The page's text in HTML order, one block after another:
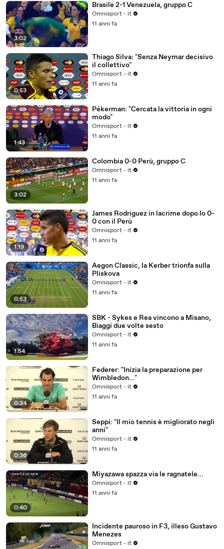
3:02
Brasile 2-1 Venezuela, gruppo C
Omnisport - it
11 anni fa
0:53
Thiago Silva: "Senza Neymar decisivo
il collettivo"
Omnisport - it
11 anni fa
1:43
Pékerman: "Cercata la vittoria in ogni
modo"
Omnisport - it
11 anni fa
3:02
Colombia 0-0 Perù, gruppo C
Omnisport - it
11 anni fa
1:19
James Rodriguez in lacrime dopo lo 0-
0 con il Perù
Omnisport - it
11 anni fa
0:53
Aegon Classic, la Kerber trionfa sulla
Pliskova
Omnisport - it
11 anni fa
1:54
SBK - Sykes e Rea vincono a Misano,
Biaggi due volte sesto
Omnisport - it
11 anni fa
0:34
Federer: "Inizia la preparazione per
Wimbledon..."
Omnisport - it
11 anni fa
0:36
Seppi: "Il mio tennis è migliorato negli
anni"
Omnisport - it
11 anni fa
0:40
Miyazawa spazza via le ragnatele...
Omnisport - it
11 anni fa
Incidente pauroso in F3, illeso Gustavo
Menezes
Omnisport - it